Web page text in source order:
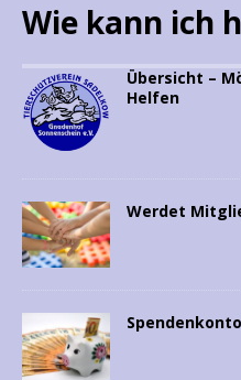
Wie kann ich
Übersicht –
Helfen
Werdet
Spendenkonto